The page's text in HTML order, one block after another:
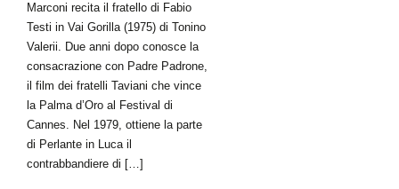
Marconi recita il fratello di Fabio
Testi in Vai Gorilla (1975) di Tonino
Valerii. Due anni dopo conosce la
consacrazione con Padre Padrone,
il film dei fratelli Taviani che vince
la Palma d’Oro al Festival di
Cannes. Nel 1979, ottiene la parte
di Perlante in Luca il
contrabbandiere di […]